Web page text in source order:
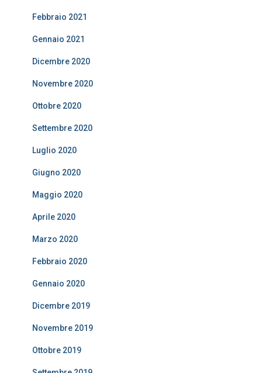
Febbraio 2021
Gennaio 2021
Dicembre 2020
Novembre 2020
Ottobre 2020
Settembre 2020
Luglio 2020
Giugno 2020
Maggio 2020
Aprile 2020
Marzo 2020
Febbraio 2020
Gennaio 2020
Dicembre 2019
Novembre 2019
Ottobre 2019